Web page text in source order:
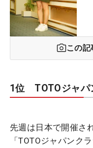
この記
1位 TOTOジャパ
先週は日本で開催さ
「TOTOジャパンク